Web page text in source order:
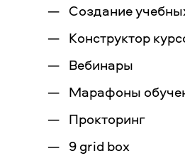
Создание
Конструктор
Вебинары
Марафоны
Прокторинг
9 grid box